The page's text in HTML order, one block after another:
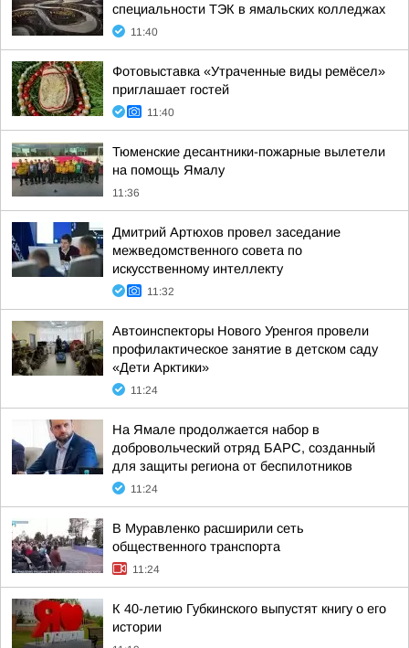
специальности ТЭК в ямальских колледжах
11:40
Фотовыставка «Утраченные виды ремёсел»
приглашает гостей
11:40
Тюменские десантники-пожарные вылетели
на помощь Ямалу
11:36
Дмитрий Артюхов провел заседание
межведомственного совета по
искусственному интеллекту
11:32
Автоинспекторы Нового Уренгоя провели
профилактическое занятие в детском саду
«Дети Арктики»
11:24
На Ямале продолжается набор в
добровольческий отряд БАРС, созданный
для защиты региона от беспилотников
11:24
В Муравленко расширили сеть
общественного транспорта
11:24
К 40-летию Губкинского выпустят книгу о его
истории